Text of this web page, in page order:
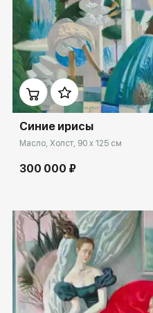
Домен:
Синие ирисы
Масло, Холст, 90 x 125 см
300 000 ₽